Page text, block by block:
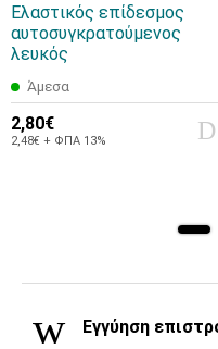
Ελαστικός επίδεσμος
αυτοσυγκρατούμενος
λευκός
Άμεσα
2,80€
2,48€ + ΦΠΑ 13%
Εγγύηση